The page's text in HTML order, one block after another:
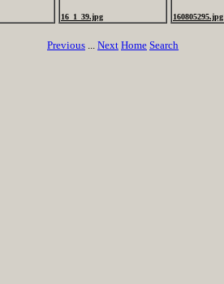
16_1_39.jpg 160805295.jpg
Previous ... Next Home Search